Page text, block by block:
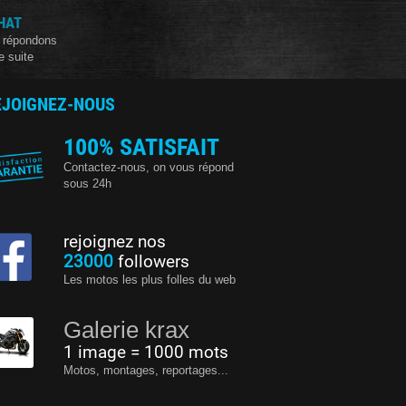
suite
NOUS
100% SATISFAIT
Contactez-nous, on vous répond
sous 24h
rejoignez nos
23000followers
Les motos les plus folles du web
Galerie krax
1 image = 1000 mots
Motos, montages, reportages...